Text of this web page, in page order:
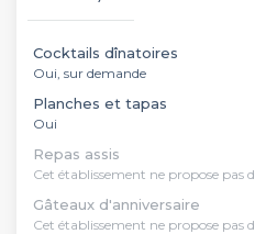
Cocktails dînatoires
Oui, sur demande
Planches et tapas
Oui
Repas assis
Cet établissement ne propose pas
Gâteaux d'anniversaire
Cet établissement ne propose pas